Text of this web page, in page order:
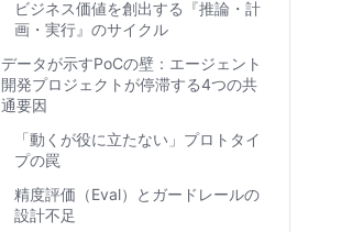
ビジネス価値を創出する『推論・計
画・実行』のサイクル
データが示すPoCの壁：エージェント
開発プロジェクトが停滞する4つの共
通要因
「動くが役に立たない」プロトタイ
プの罠
精度評価（Eval）とガードレールの
設計不足